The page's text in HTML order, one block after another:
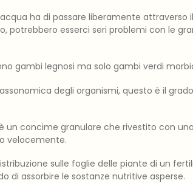
ha di passare liberamente attraverso
potrebbero esserci seri problemi con le
gambi legnosi ma solo gambi verdi
degli organismi, questo è il
un concime granulare che rivestito con
velocemente.
sulle foglie delle piante di un
di assorbire le sostanze nutritive asperse.